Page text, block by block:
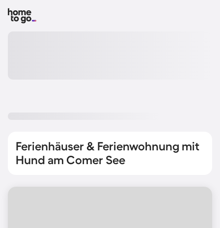
Ferienhäuser & Ferienwohnung mit
Hund am Comer See